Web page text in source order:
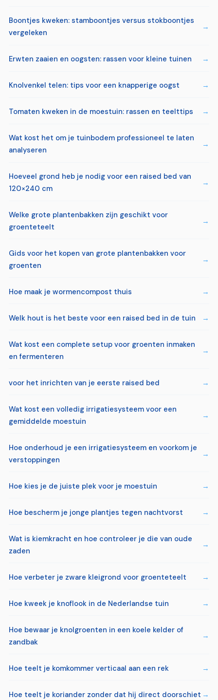
Boontjes kweken: stamboontjes versus stokboontjes
vergeleken
Erwten zaaien en oogsten: rassen voor kleine tuinen
Knolvenkel telen: tips voor een knapperige oogst
Tomaten kweken in de moestuin: rassen en teelttips
Wat kost het om je tuinbodem professioneel te laten
analyseren
Hoeveel grond heb je nodig voor een raised bed van
120×240 cm
Welke grote plantenbakken zijn geschikt voor
groenteteelt
Gids voor het kopen van grote plantenbakken voor
groenten
Hoe maak je wormencompost thuis
Welk hout is het beste voor een raised bed in de tuin
Wat kost een complete setup voor groenten inmaken
en fermenteren
voor het inrichten van je eerste raised bed
Wat kost een volledig irrigatiesysteem voor een
gemiddelde moestuin
Hoe onderhoud je een irrigatiesysteem en voorkom je
verstoppingen
Hoe kies je de juiste plek voor je moestuin
Hoe bescherm je jonge plantjes tegen nachtvorst
Wat is kiemkracht en hoe controleer je die van oude
zaden
Hoe verbeter je zware kleigrond voor groenteteelt
Hoe kweek je knoflook in de Nederlandse tuin
Hoe bewaar je knolgroenten in een koele kelder of
zandbak
Hoe teelt je komkommer verticaal aan een rek
Hoe teelt je koriander zonder dat hij direct doorschiet